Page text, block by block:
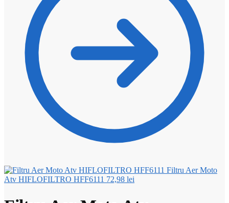
Filtru Aer Moto
Atv HIFLOFILTRO HFF6111 72,98 lei